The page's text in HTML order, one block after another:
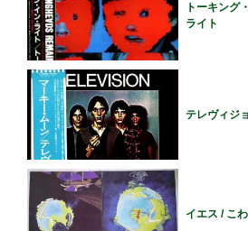
トーキング
ライト
テレヴィジ
イエス / こ